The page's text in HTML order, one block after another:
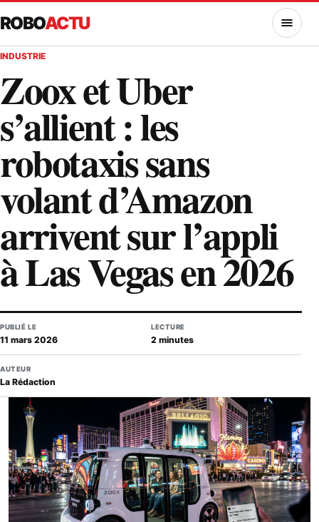
ROBOACTU MENU
INDUSTRIE
Zoox et Uber
s’allient : les
robotaxis sans
volant d’Amazon
arrivent sur l’appli
à Las Vegas en 2026
PUBLIÉ LE
11 mars 2026
LECTURE
2 minutes
AUTEUR
La Rédaction